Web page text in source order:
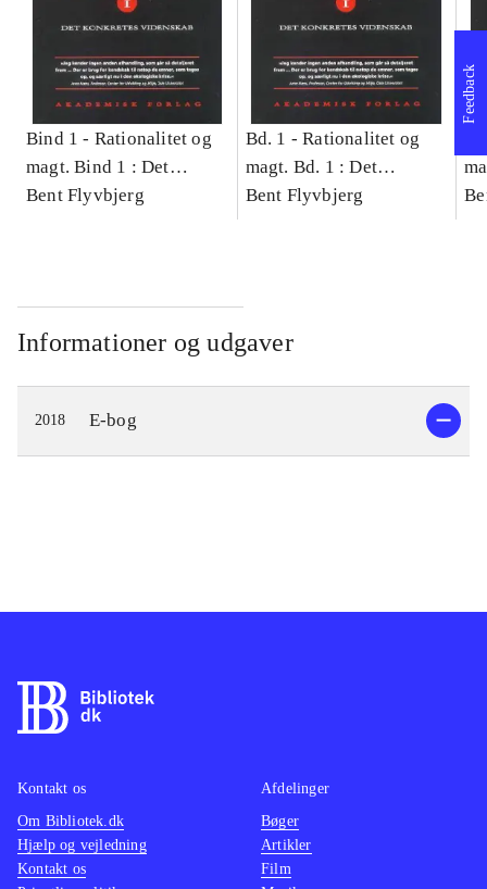
Bind 1 - Rationalitet og
magt. Bind 1 : Det
konkretes videnskab
Bent Flyvbjerg
Bd. 1 -Rationalitet og
magt. Bd. 1 : Det
konkretes videnskab
Bent Flyvbjerg
Informationer og udgaver
2018 E-bog
Feedback
Kontakt os
Om Bibliotek.dk
Hjælp og vejledning
Kontakt os
Afdelinger
Bøger
Artikler
Film